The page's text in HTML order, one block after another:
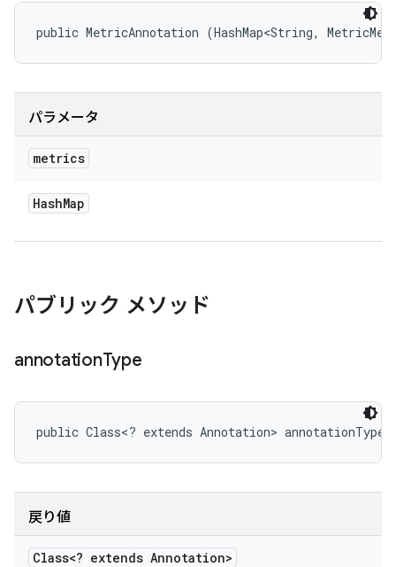
public MetricAnnotation (HashMap<String,
パラメータ
metrics
HashMap
パブリック メソッド
annotationType
public Class<? extends Annotation>
戻り値
Class<? extends Annotation>